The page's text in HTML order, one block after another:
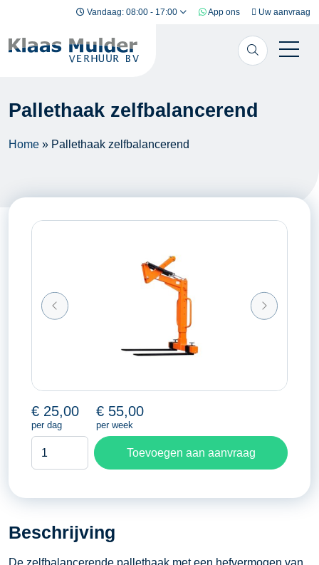
Ga naar inhoud Vandaag: 08:00 - 17:00 App ons Uw aanvraag
Pallethaak zelfbalancerend
Home » Pallethaak zelfbalancerend
€ 25,00
per dag
€ 55,00
per week
zelfbalancerend
Toevoegen aan aanvraag
Beschrijving
De zelfbalancerende pallethaak met een hefvermogen van